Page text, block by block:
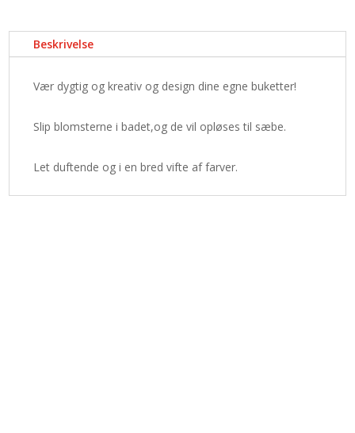
Beskrivelse
Vær dygtig og kreativ og design dine egne buketter!
Slip blomsterne i badet,og de vil opløses til sæbe.
Let duftende og i en bred vifte af farver.